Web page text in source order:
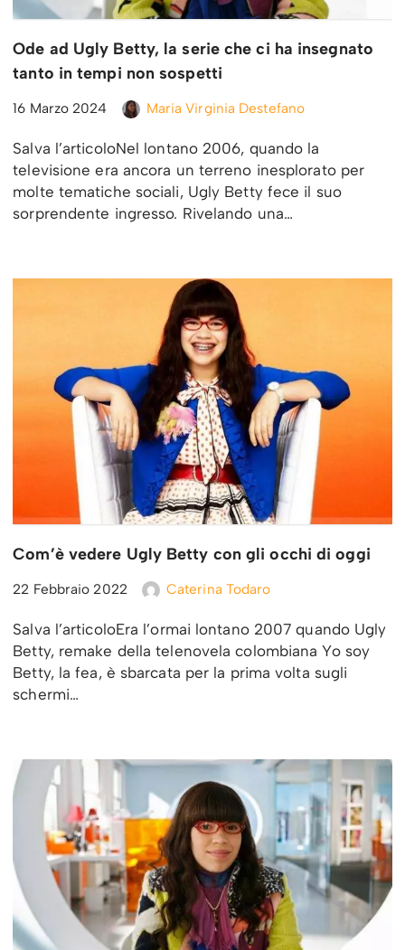
Ode ad Ugly Betty, la serie che ci ha insegnato
tanto in tempi non sospetti
16 Marzo 2024 Maria Virginia Destefano
Salva l’articoloNel lontano 2006, quando la
televisione era ancora un terreno inesplorato per
molte tematiche sociali, Ugly Betty fece il suo
sorprendente ingresso. Rivelando una…
Com’è vedere Ugly Betty con gli occhi di oggi
22 Febbraio 2022 Caterina Todaro
Salva l’articoloEra l’ormai lontano 2007 quando Ugly
Betty, remake della telenovela colombiana Yo soy
Betty, la fea, è sbarcata per la prima volta sugli
schermi…